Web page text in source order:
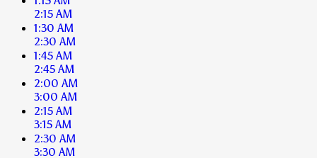
2:15 AM
1:30 AM
2:30 AM
1:45 AM
2:45 AM
2:00 AM
3:00 AM
2:15 AM
3:15 AM
2:30 AM
3:30 AM